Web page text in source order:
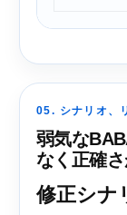
05. シナリオ、
弱気な
なく正確さ
修正シナ